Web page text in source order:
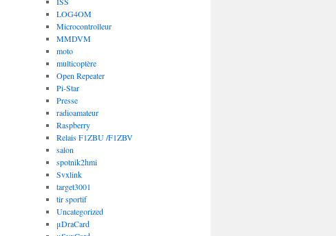
LOG4OM
Microcontrolleur
MMDVM
moto
multicoptère
Open Repeater
Pi-Star
Presse
radioamateur
Raspberry
Relais F1ZBU /F1ZBV
salon
spotnik2hmi
Svxlink
target3001
tir sportif
Uncategorized
μDraCard